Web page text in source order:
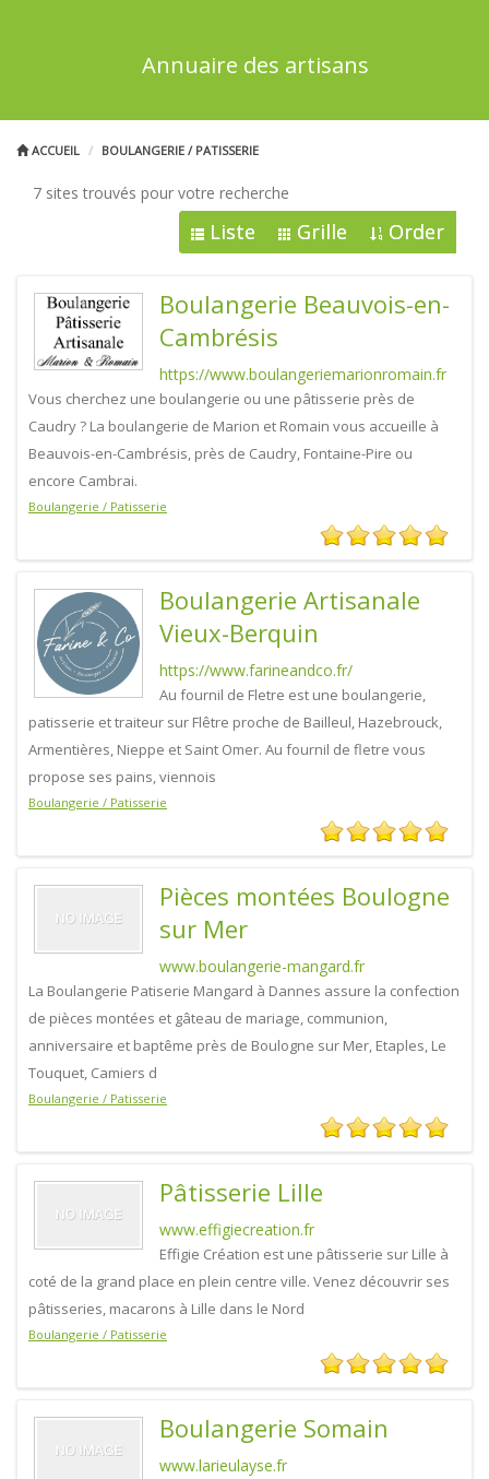
Annuaire des artisans
ACCUEIL BOULANGERIE / PATISSERIE
7 sites trouvés pour votre recherche
Liste Grille Order
Boulangerie Beauvois-en-
Cambrésis
https://www.boulangeriemarionromain.fr
Vous cherchez une boulangerie ou une pâtisserie près de
Caudry ? La boulangerie de Marion et Romain vous accueille à
Beauvois-en-Cambrésis, près de Caudry, Fontaine-Pire ou
encore Cambrai.
Boulangerie / Patisserie
Boulangerie Artisanale
Vieux-Berquin
https://www.farineandco.fr/
Au fournil de Fletre est une boulangerie,
patisserie et traiteur sur Flêtre proche de Bailleul, Hazebrouck,
Armentières, Nieppe et Saint Omer. Au fournil de fletre vous
propose ses pains, viennois
Boulangerie / Patisserie
Pièces montées Boulogne
sur Mer
www.boulangerie-mangard.fr
La Boulangerie Patiserie Mangard à Dannes assure la confection
de pièces montées et gâteau de mariage, communion,
anniversaire et baptême près de Boulogne sur Mer, Etaples, Le
Touquet, Camiers d
Boulangerie / Patisserie
Pâtisserie Lille
www.effigiecreation.fr
Effigie Création est une pâtisserie sur Lille à
coté de la grand place en plein centre ville. Venez découvrir ses
pâtisseries, macarons à Lille dans le Nord
Boulangerie / Patisserie
Boulangerie Somain
www.larieulayse.fr